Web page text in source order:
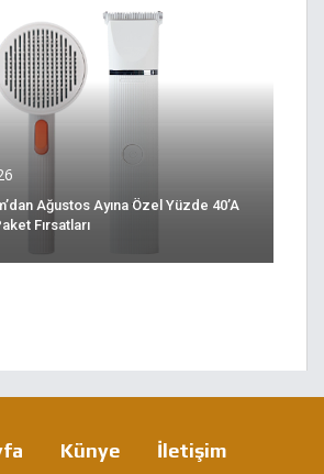
Ağustos Ayına Özel Yüzde 40’a
Fırsatları
Künye İletişim